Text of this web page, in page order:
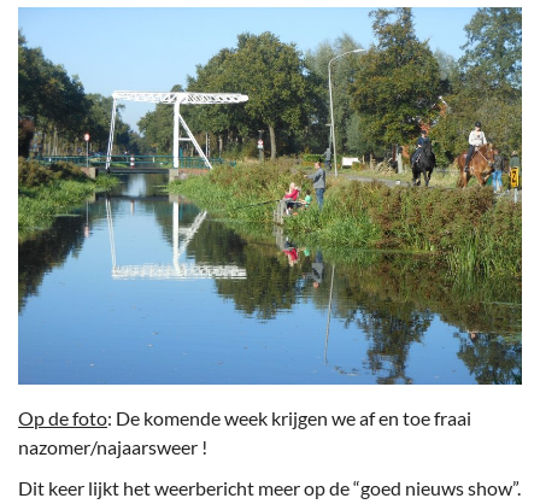
Plaats bericht
Op de foto: De komende week krijgen we af en toe fraai
nazomer/najaarsweer !
Dit keer lijkt het weerbericht meer op de “goed nieuws show”.